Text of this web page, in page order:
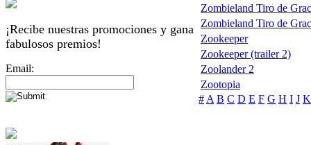
¡Recibe nuestras promociones y gana
fabulosos premios!
Email:
Zombieland Tiro de
Zombieland Tiro de
Zookeeper
Zookeeper (trailer 2)
Zoolander 2
Zootopia
# A B C D E F G H I J K